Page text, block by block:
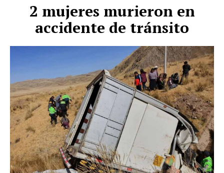
2 mujeres murieron en
accidente de tránsito